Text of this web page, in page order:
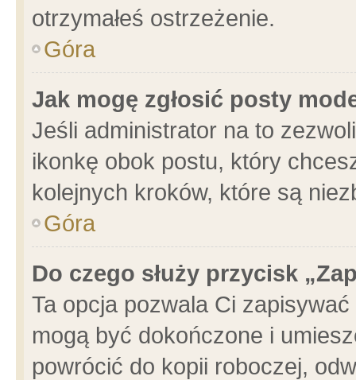
otrzymałeś ostrzeżenie.
Góra
Jak mogę zgłosić posty
Jeśli administrator na to
ikonkę obok postu, który
kolejnych kroków, które są
Góra
Do czego służy przycisk
Ta opcja pozwala Ci
mogą być dokończone i
powrócić do kopii roboczej,